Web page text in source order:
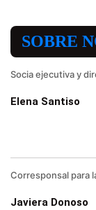
SOBRE
Socia ejecutiva y
Elena Santiso
Corresponsal para
Javiera Donoso